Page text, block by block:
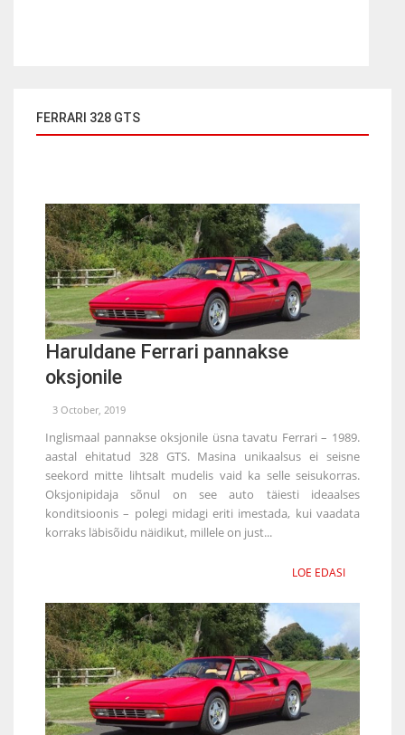
FERRARI 328 GTS
Haruldane Ferrari pannakse
oksjonile
3 October, 2019
Inglismaal pannakse oksjonile üsna tavatu Ferrari – 1989.
aastal ehitatud 328 GTS. Masina unikaalsus ei seisne
seekord mitte lihtsalt mudelis vaid ka selle seisukorras.
Oksjonipidaja sõnul on see auto täiesti ideaalses
konditsioonis – polegi midagi eriti imestada, kui vaadata
korraks läbisõidu näidikut, millele on just...
LOE EDASI